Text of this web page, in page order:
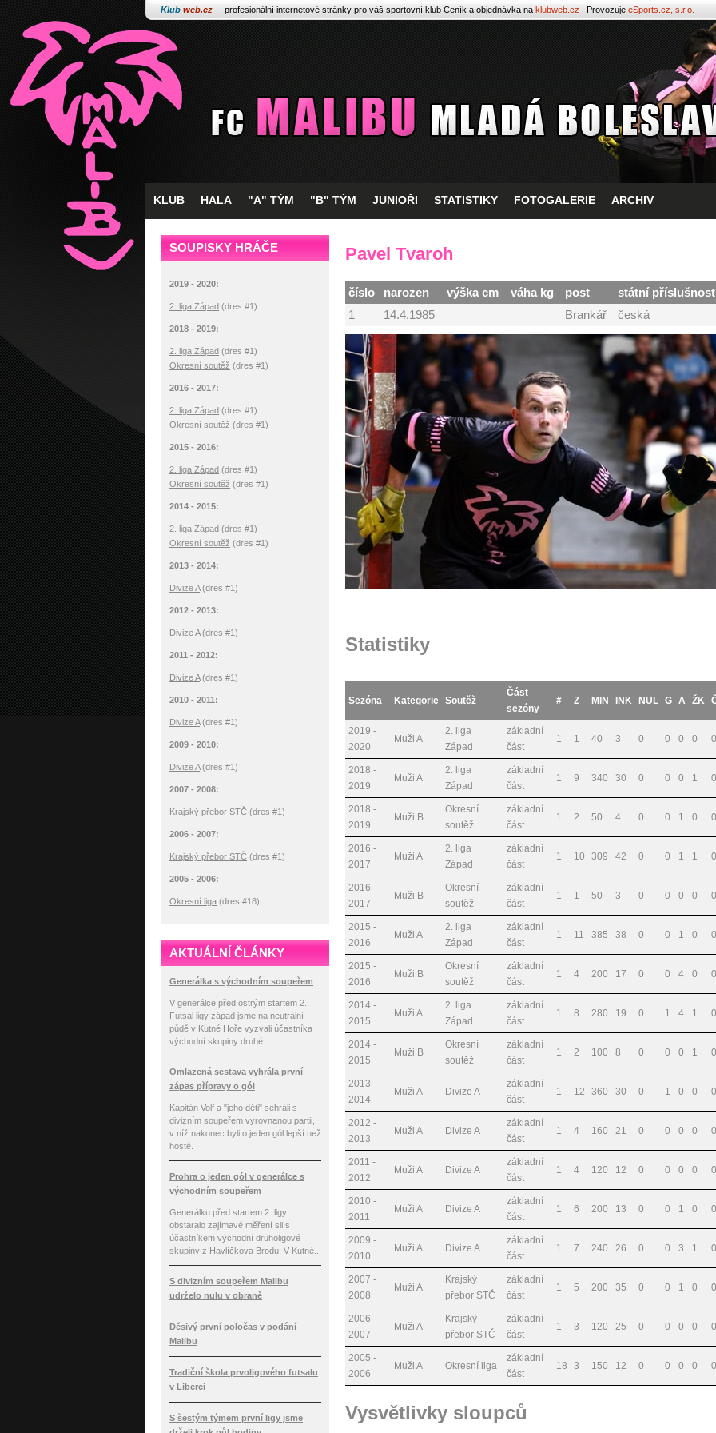
Klub web.cz – profesionální internetové stránky pro váš sportovní klub Ceník a objednávka na klubweb.cz | Provozuje eSports.cz, s.r.o.
KLUB HALA "A" TÝM "B" TÝM JUNIOŘI STATISTIKY FOTOGALERIE ARCHIV
Pavel Tvaroh
číslo narozen výška cm váha kg post
státní příslušnost
1
14.4.1985 Brankář česká
Statistiky
Sezóna Kategorie Soutěž
Část
sezóny
# Z MIN INK NUL G A ŽK
2019 -
2020
Muži A
2. liga
Západ
základní
část
1 1 40 3 0 0 0 0 0
2018 -
2019
Muži A
2. liga
Západ
základní
část
1 9 340 30 0 0 0 1 0
2018 -
2019
Muži B
Okresní
soutěž
základní
část
1 2 50 4 0 0 1 0 0
2016 -
2017
Muži A
2. liga
Západ
základní
část
1 10 309 42 0 0 1 1 0
2016 -
2017
Muži B
Okresní
soutěž
základní
část
1 1 50 3 0 0 0 0 0
2015 -
2016
Muži A
2. liga
Západ
základní
část
1 11 385 38 0 0 1 0 0
2015 -
2016
Muži B
Okresní
soutěž
základní
část
1 4 200 17 0 0 4 0 0
2014 -
2015
Muži A
2. liga
Západ
základní
část
1 8 280 19 0 1 4 1 0
2014 -
2015
Muži B
Okresní
soutěž
základní
část
1 2 100 8 0 0 0 1 0
2013 -
2014
Muži A Divize A
základní
část
1 12 360 30 0 1 0 0 0
2012 -
2013
Muži A Divize A
základní
část
1 4 160 21 0 0 0 0 0
2011 -
2012
Muži A Divize A
základní
část
1 4 120 12 0 0 0 0 0
2010 -
2011
Muži A Divize A
základní
část
1 6 200 13 0 0 1 0 0
2009 -
2010
Muži A Divize A
základní
část
1 7 240 26 0 0 3 1 0
2007 -
2008
Muži A
Krajský
přebor STČ
základní
část
1 5 200 35 0 0 1 0 0
2006 -
2007
Muži A
Krajský
přebor STČ
základní
část
1 3 120 25 0 0 0 0 0
2005 -
2006
Muži A Okresní liga
základní
část
18 3 150 12 0 0 0 0 0
Vysvětlivky sloupců
SOUPISKY HRÁČE
2019 - 2020:
2. liga Západ (dres #1)
2018 - 2019:
2. liga Západ (dres #1)
Okresní soutěž (dres #1)
2016 - 2017:
2. liga Západ (dres #1)
Okresní soutěž (dres #1)
2015 - 2016:
2. liga Západ (dres #1)
Okresní soutěž (dres #1)
2014 - 2015:
2. liga Západ (dres #1)
Okresní soutěž (dres #1)
2013 - 2014:
Divize A(dres #1)
2012 - 2013:
Divize A(dres #1)
2011 - 2012:
Divize A(dres #1)
2010 - 2011:
Divize A(dres #1)
2009 - 2010:
Divize A(dres #1)
2007 - 2008:
Krajský přebor STČ (dres #1)
2006 - 2007:
Krajský přebor STČ (dres #1)
2005 - 2006:
Okresní liga (dres #18)
AKTUÁLNÍ ČLÁNKY
Generálka s východním soupeřem
V generálce před ostrým startem 2.
Futsal ligy západ jsme na neutrální
půdě v Kutné Hoře vyzvali účastníka
východní skupiny druhé...
Omlazená sestava vyhrála první
zápas přípravy o gól
Kapitán Volf a "jeho děti" sehráli s
divizním soupeřem vyrovnanou partii,
v níž nakonec byli o jeden gól lepší než
hosté.
Prohra o jeden gól v generálce s
východním soupeřem
Generálku před startem 2. ligy
obstaralo zajímavé měření sil s
účastníkem východní druholigové
skupiny z Havlíčkova Brodu. V Kutné...
S divizním soupeřem Malibu
udrželo nulu v obraně
Děsivý první poločas v podání
Malibu
Tradiční škola prvoligového futsalu
v Liberci
S šestým týmem první ligy jsme